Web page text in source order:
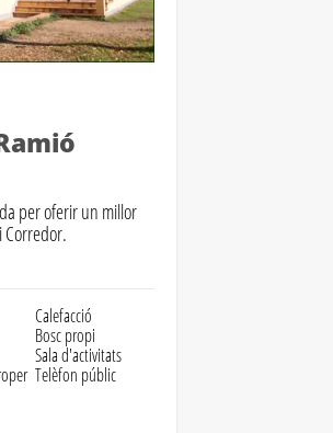
per oferir un millor
Calefacció
Bosc propi
Sala d'activitats
Telèfon públic